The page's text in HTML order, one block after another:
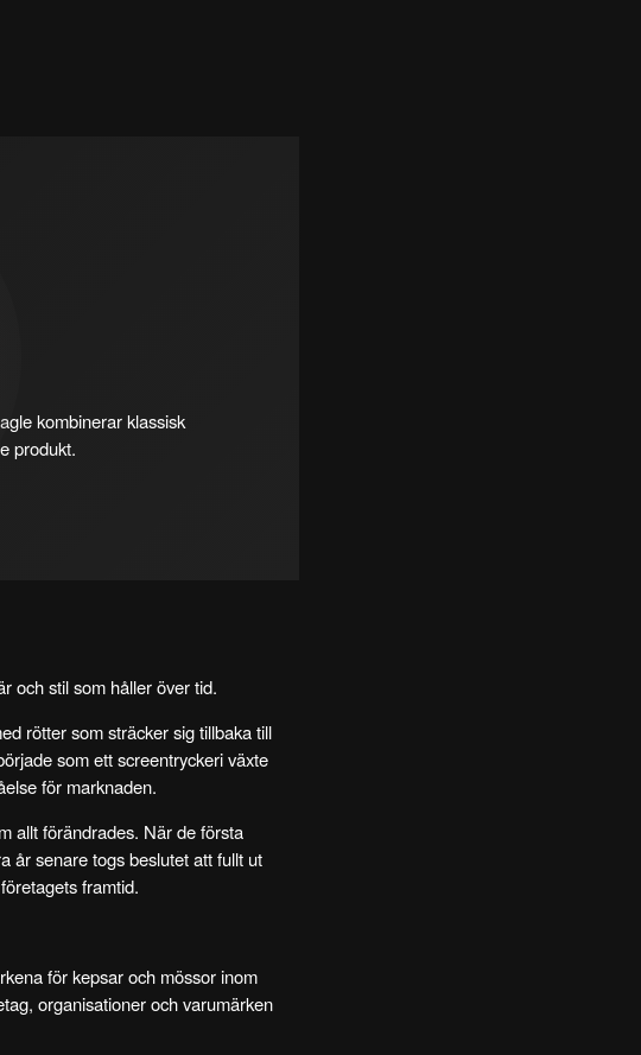
kombinerar klassisk
produkt.
och stil som håller över tid.
rötter som sträcker sig tillbaka till
som ett screentryckeri växte
för marknaden.
allt förändrades. När de första
år senare togs beslutet att fullt ut
framtid.
för kepsar och mössor inom
organisationer och varumärken